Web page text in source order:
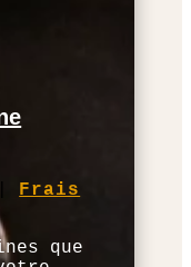
Frais
que